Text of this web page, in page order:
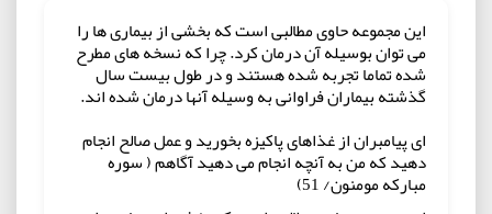
این مجموعه حاوی مطالبی است که بخشی از بیماری ها را
می توان بوسیله آن درمان کرد. چرا که نسخه های مطرح
شده تماما تجربه شده هستند و در طول بیست سال
گذشته بیماران فراوانی به وسیله آنها درمان شده اند.
ای پيامبران از غذاهای پاكيزه بخوريد و عمل صالح انجام
دهيد كه من به آنچه انجام می دهيد آگاهم ( سوره
مباركه مومنون/ 51)